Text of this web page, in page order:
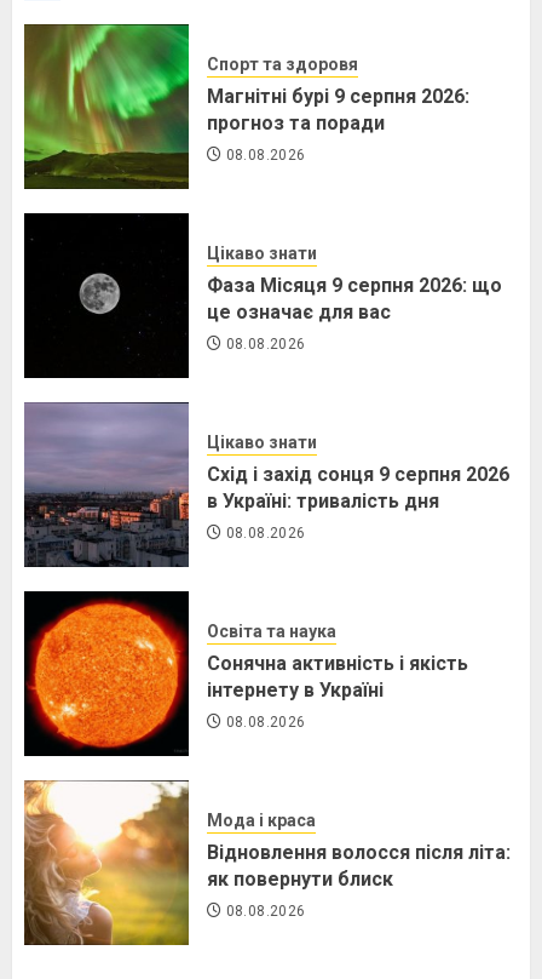
Спорт та здоровя
Магнітні бурі 9 серпня 2026:
прогноз та поради
08.08.2026
Цікаво знати
Фаза Місяця 9 серпня 2026: що
це означає для вас
08.08.2026
Цікаво знати
Схід і захід сонця 9 серпня 2026
в Україні: тривалість дня
08.08.2026
Освіта та наука
Сонячна активність і якість
інтернету в Україні
08.08.2026
Мода і краса
Відновлення волосся після літа:
як повернути блиск
08.08.2026